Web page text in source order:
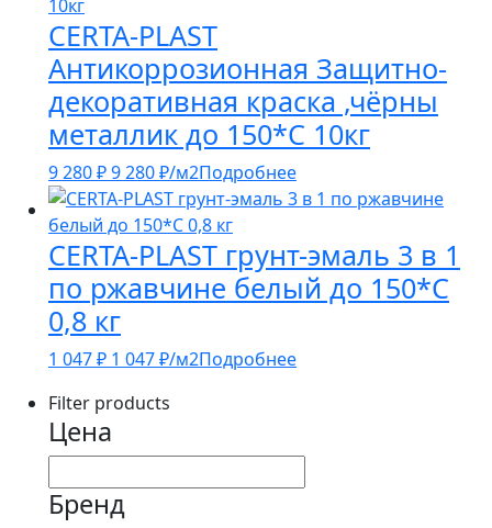
CERTA-PLAST
Антикоррозионная Защитно-
декоративная краска ,чёрны
металлик до 150*С 10кг
9 280₽9 280₽/м2Подробнее
CERTA-PLAST грунт-эмаль 3 в 1
по ржавчине белый до 150*С
0,8 кг
1 047₽ 1 047₽/м2Подробнее
Filter products
Цена
Бренд